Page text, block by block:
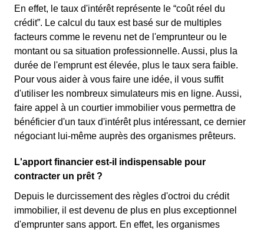
En effet, le taux d'intérêt représente le “coût réel du
crédit”. Le calcul du taux est basé sur de multiples
facteurs comme le revenu net de l'emprunteur ou le
montant ou sa situation professionnelle. Aussi, plus la
durée de l'emprunt est élevée, plus le taux sera faible.
Pour vous aider à vous faire une idée, il vous suffit
d'utiliser les nombreux simulateurs mis en ligne. Aussi,
faire appel à un courtier immobilier vous permettra de
bénéficier d'un taux d'intérêt plus intéressant, ce dernier
négociant lui-même auprès des organismes prêteurs.
L'apport financier est-il indispensable pour
contracter un prêt ?
Depuis le durcissement des règles d'octroi du crédit
immobilier, il est devenu de plus en plus exceptionnel
d'emprunter sans apport. En effet, les organismes